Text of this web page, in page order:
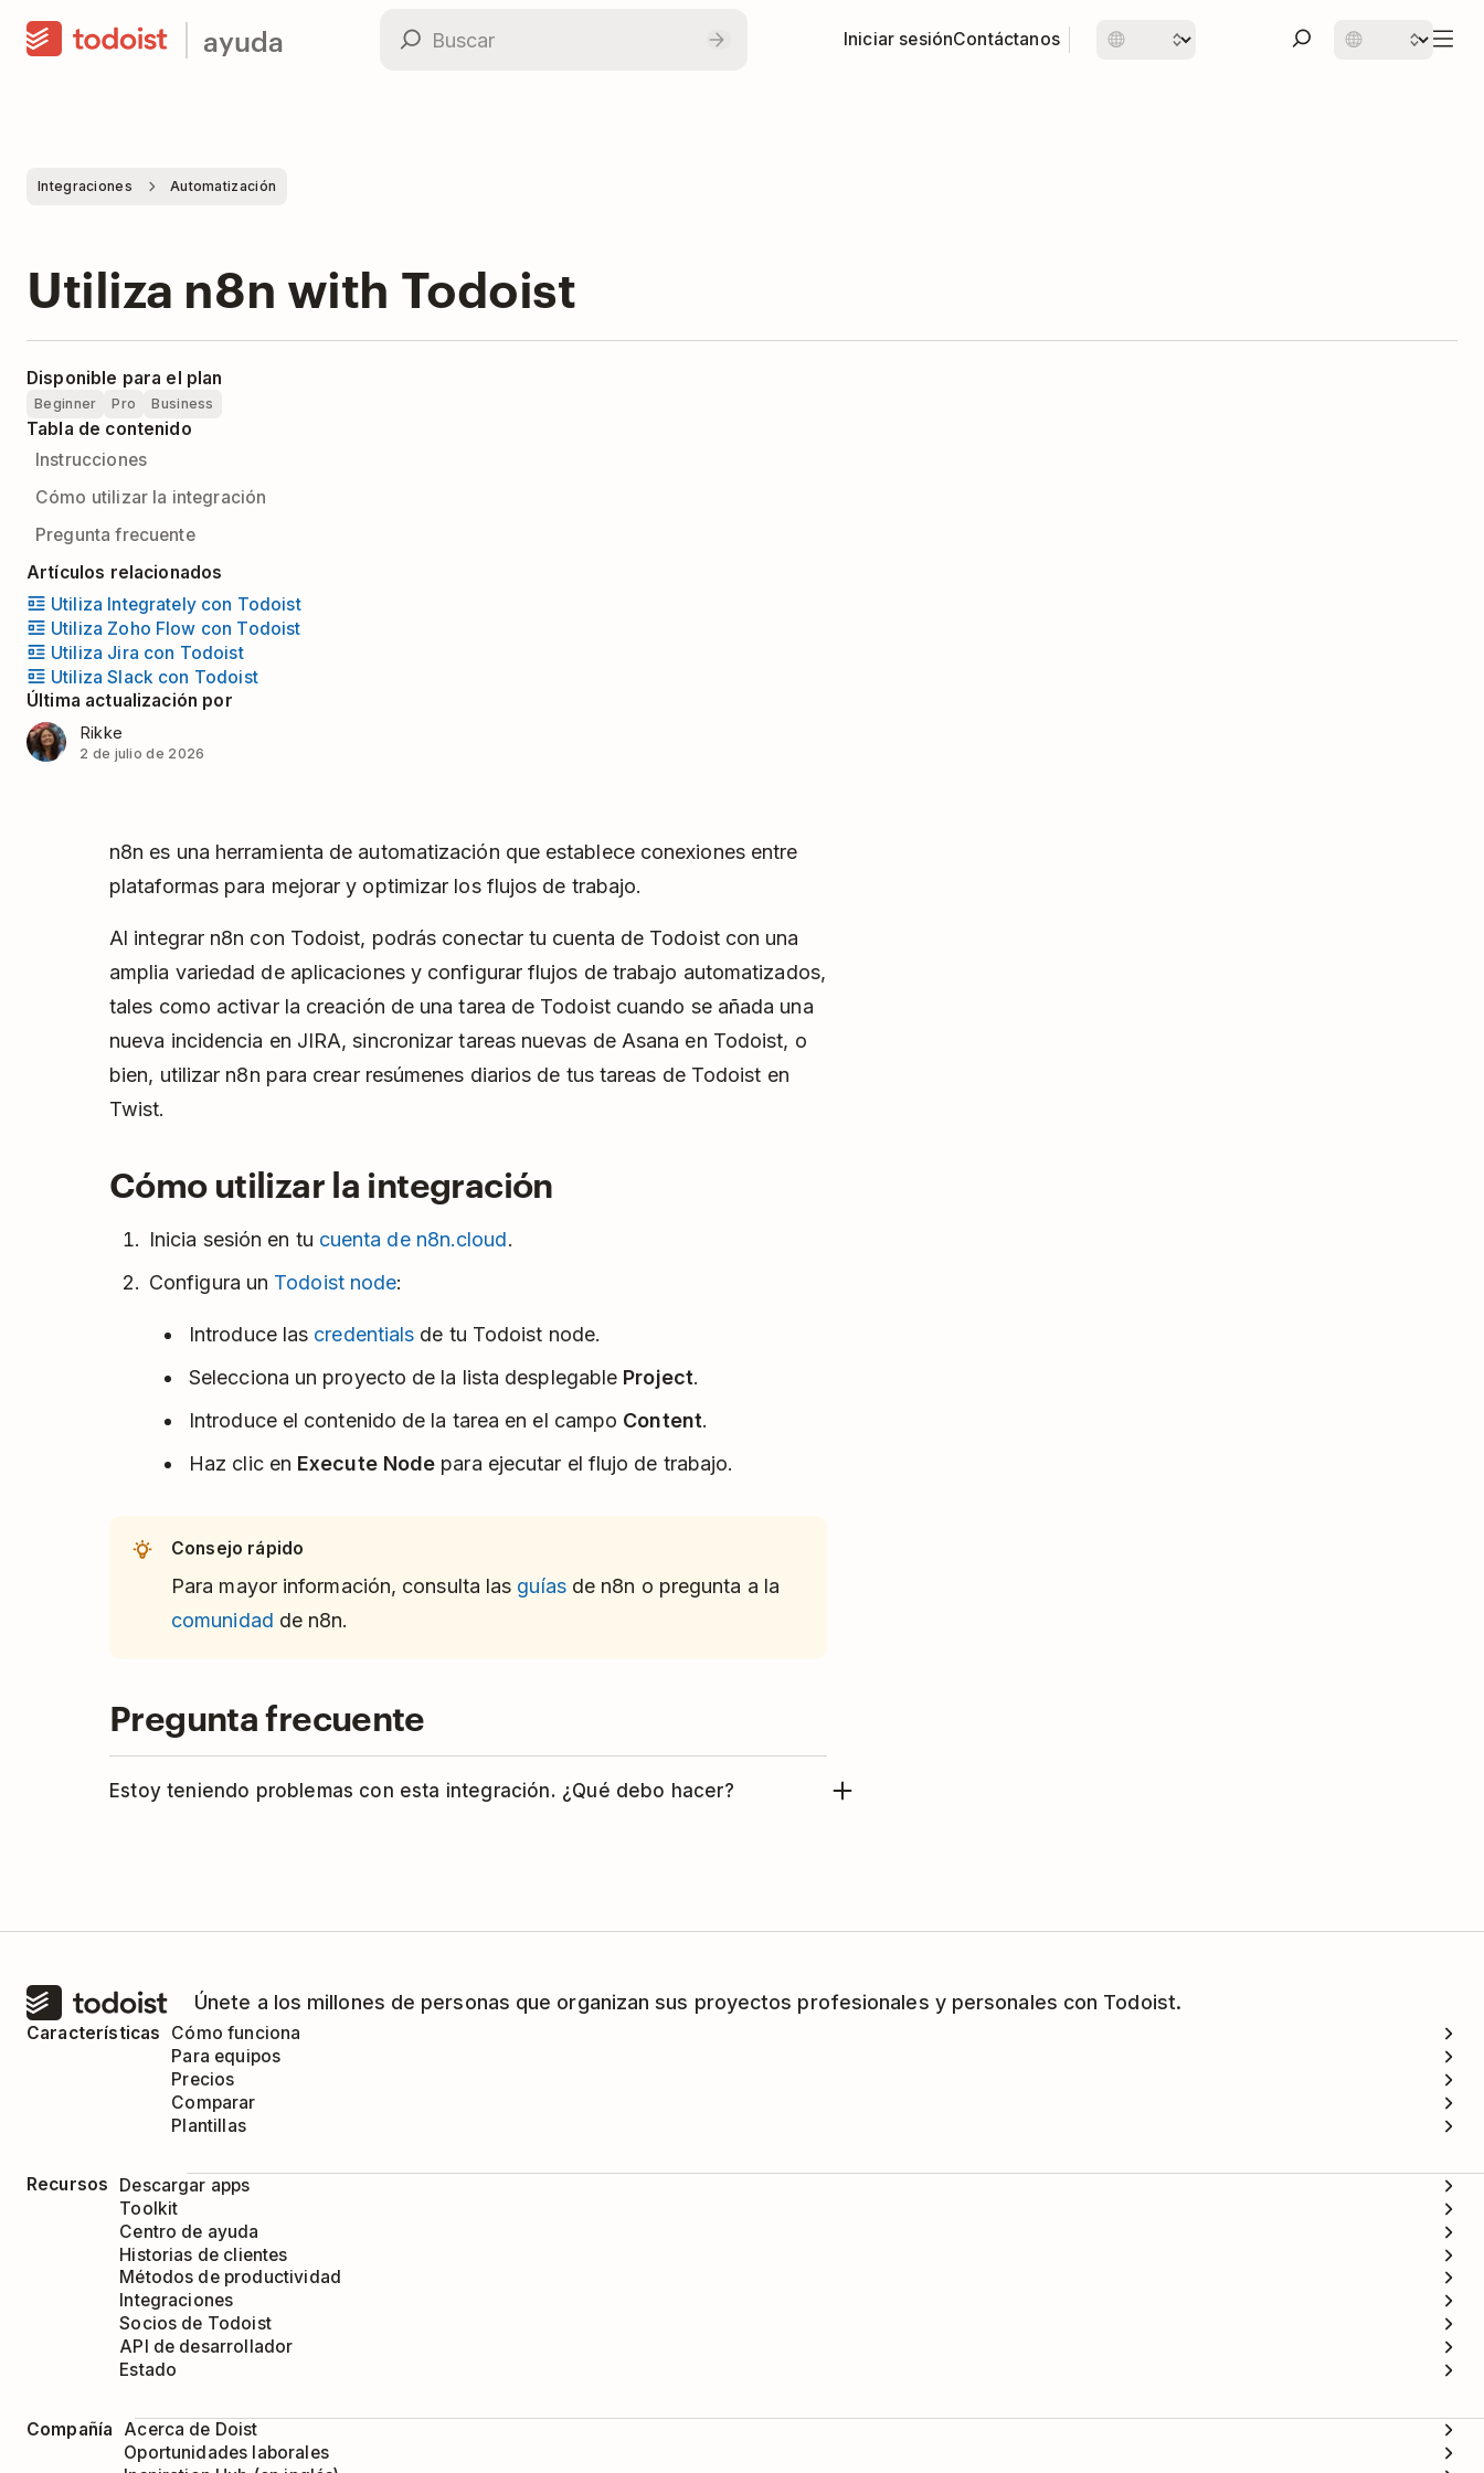
ayuda Iniciar sesiónContáctanos
Integraciones Automatización
Utiliza n8n with Todoist
Disponible para el plan
Beginner Pro Business
Tabla de contenido
Instrucciones
Cómo utilizar la integración
Pregunta frecuente
Artículos relacionados
Utiliza Integrately con Todoist
Utiliza Zoho Flow con Todoist
Utiliza Jira con Todoist
Utiliza Slack con Todoist
Última actualización por
Rikke
2 de julio de 2026
n8n es una herramienta de automatización que establece conexiones entre
plataformas para mejorar y optimizar los flujos de trabajo.
Al integrar n8n con Todoist, podrás conectar tu cuenta de Todoist con una
amplia variedad de aplicaciones y configurar flujos de trabajo automatizados,
tales como activar la creación de una tarea de Todoist cuando se añada una
nueva incidencia en JIRA, sincronizar tareas nuevas de Asana en Todoist, o
bien, utilizar n8n para crear resúmenes diarios de tus tareas de Todoist en
Twist.
Cómo utilizar la integración
Inicia sesión en tu cuenta de n8n.cloud.
Configura un Todoist node:
Introduce las credentials de tu Todoist node.
Selecciona un proyecto de la lista desplegable Project.
Introduce el contenido de la tarea en el campo Content.
Haz clic en Execute Node para ejecutar el flujo de trabajo.
Consejo rápido
Para mayor información, consulta las guíasde n8n o pregunta a la
comunidad de n8n.
Pregunta frecuente
Estoy teniendo problemas con esta integración. ¿Qué debo hacer?
Únete a los millones de personas que organizan sus proyectos profesionales y personales con Todoist.
Características
Cómo funciona
Para equipos
Precios
Comparar
Plantillas
Recursos
Descargar apps
Toolkit
Centro de ayuda
Historias de clientes
Métodos de productividad
Integraciones
Socios de Todoist
API de desarrollador
Estado
Compañía
Acerca de Doist
Oportunidades laborales